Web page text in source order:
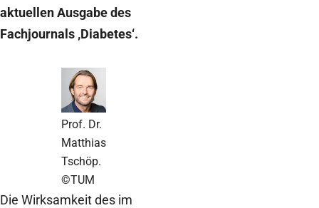
aktuellen Ausgabe des
Fachjournals ‚Diabetes‘.
Prof. Dr.
Matthias
Tschöp.
©TUM
Die Wirksamkeit des im